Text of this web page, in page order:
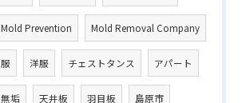
Mold Prevention Mold Removal Company
服 洋服 チェストタンス アパート
無垢 天井板 羽目板 島原市